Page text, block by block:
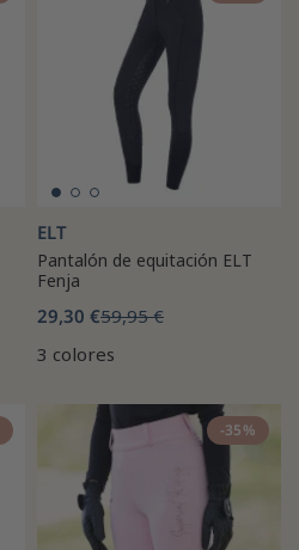
ELT
Pantalón de equitación ELT
Fenja
29,30 €59,95 €
3 colores
-35%